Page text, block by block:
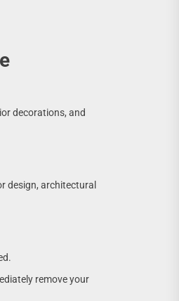
decorations, and
design, architectural
remove your